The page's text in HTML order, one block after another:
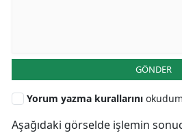
GÖNDER
Yorum yazma kurallarını
Aşağıdaki görselde işlemin